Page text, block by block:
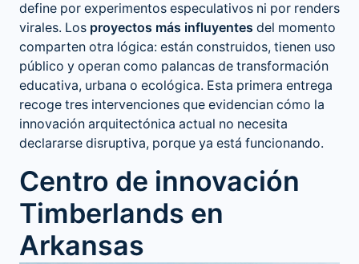
define por experimentos especulativos ni por renders
virales. Los proyectos más influyentes del momento
comparten otra lógica: están construidos, tienen uso
público y operan como palancas de transformación
educativa, urbana o ecológica. Esta primera entrega
recoge tres intervenciones que evidencian cómo la
innovación arquitectónica actual no necesita
declararse disruptiva, porque ya está funcionando.
Centro de innovación
Timberlands en
Arkansas